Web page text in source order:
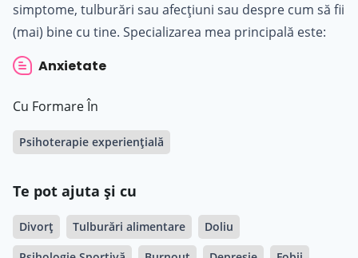
simptome, tulburări sau afecțiuni sau despre cum să fii
(mai) bine cu tine. Specializarea mea principală este:
Anxietate
Cu Formare În
Psihoterapie experiențială
Te pot ajuta și cu
Divorț Tulburări alimentare
Doliu